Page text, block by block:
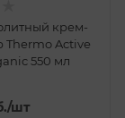
крем-
Thermo Active
550 мл
/шт